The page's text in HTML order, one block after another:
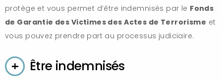
protège et vous permet d’être indemnisés par le Fonds
de Garantie des Victimes des Actes de Terrorisme et
vous pouvez prendre part au processus judiciaire.
Être indemnisés